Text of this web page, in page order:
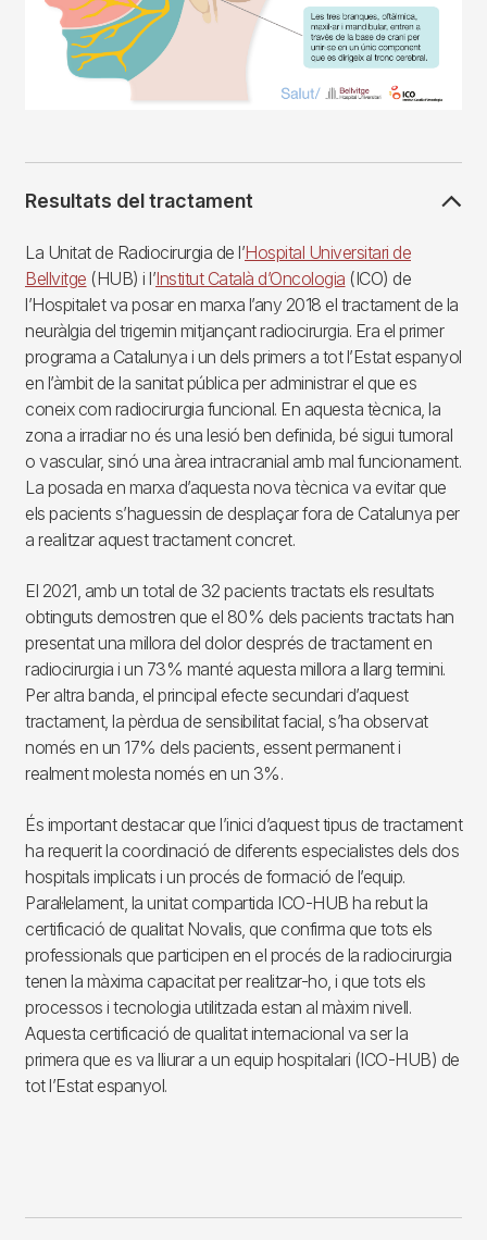
Resultats del tractament
La Unitat de Radiocirurgia de l’Hospital Universitari de
Bellvitge (HUB) i l’Institut Català d’Oncologia (ICO) de
l’Hospitalet va posar en marxa l’any 2018 el tractament de la
neuràlgia del trigemin mitjançant radiocirurgia. Era el primer
programa a Catalunya i un dels primers a tot l’Estat espanyol
en l’àmbit de la sanitat pública per administrar el que es
coneix com radiocirurgia funcional. En aquesta tècnica, la
zona a irradiar no és una lesió ben definida, bé sigui tumoral
o vascular, sinó una àrea intracranial amb mal funcionament.
La posada en marxa d’aquesta nova tècnica va evitar que
els pacients s’haguessin de desplaçar fora de Catalunya per
a realitzar aquest tractament concret.
El 2021, amb un total de 32 pacients tractats els resultats
obtinguts demostren que el 80% dels pacients tractats han
presentat una millora del dolor després de tractament en
radiocirurgia i un 73% manté aquesta millora a llarg termini.
Per altra banda, el principal efecte secundari d’aquest
tractament, la pèrdua de sensibilitat facial, s’ha observat
només en un 17% dels pacients, essent permanent i
realment molesta només en un 3%.
És important destacar que l’inici d’aquest tipus de tractament
ha requerit la coordinació de diferents especialistes dels dos
hospitals implicats i un procés de formació de l’equip.
Paral·lelament, la unitat compartida ICO-HUB ha rebut la
certificació de qualitat Novalis, que confirma que tots els
professionals que participen en el procés de la radiocirurgia
tenen la màxima capacitat per realitzar-ho, i que tots els
processos i tecnologia utilitzada estan al màxim nivell.
Aquesta certificació de qualitat internacional va ser la
primera que es va lliurar a un equip hospitalari (ICO-HUB) de
tot l’Estat espanyol.